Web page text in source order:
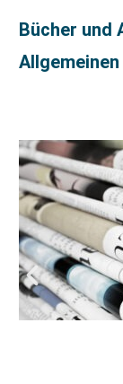
Bücher und